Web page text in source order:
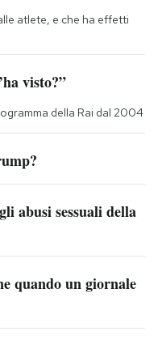
atlete, e che ha effetti
visto?”
della Rai dal 2004
abusi sessuali della
quando un giornale